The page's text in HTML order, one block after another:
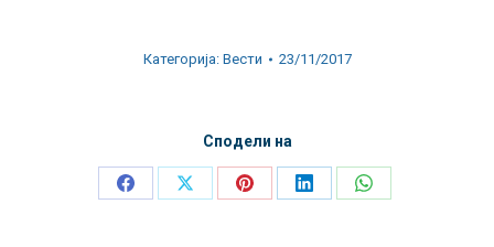
Категорија: Вести 23/11/2017
Сподели на
Share
Share
Share
Share
Share